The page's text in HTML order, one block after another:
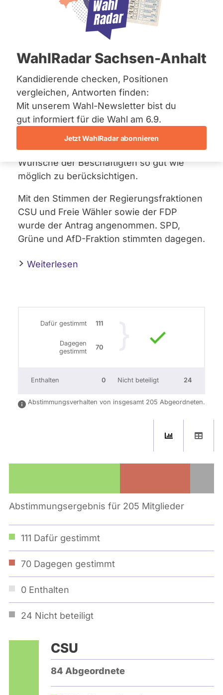
Bremen
Hamburg
Mecklenburg-Vorpommern
Nordrhein-Westfalen
Saarland
Sachsen
Sachsen-Anhalt
Sachsen-Anhalt
Schleswig-Holstein
Thüringen
Archiv
Über uns
WahlRadar Sachsen-Anhalt
Kandidierende checken, Positionen
vergleichen, Antworten finden:
Mit unserem Wahl-Newsletter bist du
gut informiert für die Wahl am 6.9.
Jetzt WahlRadar abonnieren
Gesundheitswesen
11. Februar 2020
Der Landtag fordert mit ihrem
auf, Beschäftigte in Bayerns Kliniken und
Pflegeeinrichtungen stärker zu
unterstützen und die Bemühungen im
Rahmen des Präventionsplans
beizubehalten. Zudem appelliert der
Landtag an die Tarifvertragsparteien, die
Wünsche der Beschäftigten so gut wie
möglich zu berücksichtigen.
Mit den Stimmen der Regierungsfraktionen
CSU und Freie Wähler sowie der FDP
wurde der Antrag angenommen. SPD,
Grüne und AfD-Fraktion stimmten dagegen.
Weiterlesen
Dafür gestimmt 111
Dagegen
gestimmt
70
Enthalten 0 Nicht beteiligt 24
Abstimmungsverhalten von insgesamt 205 Abgeordneten.
Abstimmungsergebnis für 205 Mitglieder
111 Dafür gestimmt
70 Dagegen gestimmt
0 Enthalten
24 Nicht beteiligt
CSU
84 Abgeordnete